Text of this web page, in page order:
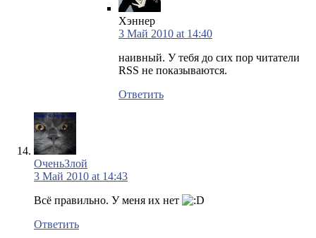
Хэннер
3 Май 2010 at 14:40
наивный. У тебя до сих пор читатели
RSS не показываются.
Ответить
ОченьЗлой
3 Май 2010 at 14:43
Всё правильно. У меня их нет
Ответить